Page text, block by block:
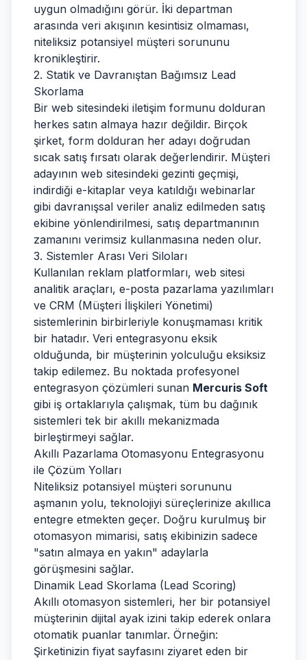
uygun olmadığını görür. İki departman
arasında veri akışının kesintisiz olmaması,
niteliksiz potansiyel müşteri sorununu
kronikleştirir.
2. Statik ve Davranıştan Bağımsız Lead
Skorlama
Bir web sitesindeki iletişim formunu dolduran
herkes satın almaya hazır değildir. Birçok
şirket, form dolduran her adayı doğrudan
sıcak satış fırsatı olarak değerlendirir. Müşteri
adayının web sitesindeki gezinti geçmişi,
indirdiği e-kitaplar veya katıldığı webinarlar
gibi davranışsal veriler analiz edilmeden satış
ekibine yönlendirilmesi, satış departmanının
zamanını verimsiz kullanmasına neden olur.
3. Sistemler Arası Veri Siloları
Kullanılan reklam platformları, web sitesi
analitik araçları, e-posta pazarlama yazılımları
ve CRM (Müşteri İlişkileri Yönetimi)
sistemlerinin birbirleriyle konuşmaması kritik
bir hatadır. Veri entegrasyonu eksik
olduğunda, bir müşterinin yolculuğu eksiksiz
takip edilemez. Bu noktada profesyonel
entegrasyon çözümleri sunan Mercuris Soft
gibi iş ortaklarıyla çalışmak, tüm bu dağınık
sistemleri tek bir akıllı mekanizmada
birleştirmeyi sağlar.
Akıllı Pazarlama Otomasyonu Entegrasyonu
ile Çözüm Yolları
Niteliksiz potansiyel müşteri sorununu
aşmanın yolu, teknolojiyi süreçlerinize akıllıca
entegre etmekten geçer. Doğru kurulmuş bir
otomasyon mimarisi, satış ekibinizin sadece
"satın almaya en yakın" adaylarla
görüşmesini sağlar.
Dinamik Lead Skorlama (Lead Scoring)
Akıllı otomasyon sistemleri, her bir potansiyel
müşterinin dijital ayak izini takip ederek onlara
otomatik puanlar tanımlar. Örneğin:
Şirketinizin fiyat sayfasını ziyaret eden bir